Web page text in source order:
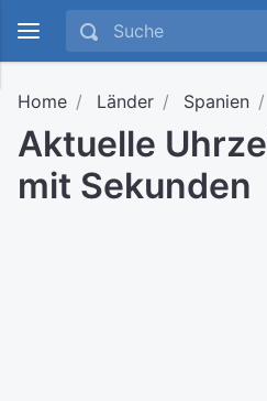
Home Länder Spanien
Aktuelle
mit Sekunden